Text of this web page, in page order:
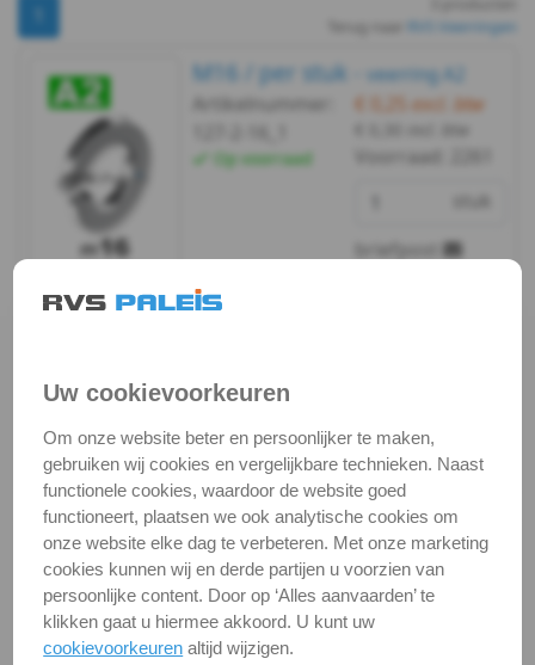
127B
-
A2
-
127B
-
A2
-
m3
DIN
RVS Veerringen
M16 / per stuk - veerring A2
Artikelnummer:
Op voorraad
€ 0,25 excl. btw
incl. btw
Voorraad:
briefpost
Bekijken
Staffelprijzen bij afname vanaf:
10
5
€ 0,21 excl.btw
€ 0,23 excl.btw
m16 / verp. 50 st. -veerring A2
Artikelnummer:
127-2-16_50
Op voorraad
€ 10,31excl. btw
€ 12,48incl. btw
Voorraad:
Uw cookievoorkeuren
Om onze website beter en persoonlijker te maken,
gebruiken wij cookies en vergelijkbare technieken. Naast
functionele cookies, waardoor de website goed
functioneert, plaatsen we ook analytische cookies om
onze website elke dag te verbeteren. Met onze marketing
cookies kunnen wij en derde partijen u voorzien van
persoonlijke content. Door op ‘Alles aanvaarden’ te
klikken gaat u hiermee akkoord. U kunt uw
cookievoorkeuren altijd wijzigen.